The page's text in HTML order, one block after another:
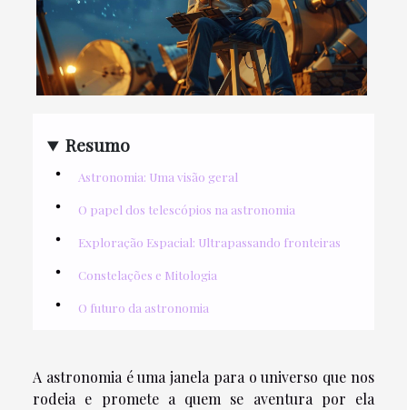
Resumo
Astronomia: Uma visão geral
O papel dos telescópios na astronomia
Exploração Espacial: Ultrapassando fronteiras
Constelações e Mitologia
O futuro da astronomia
A astronomia é uma janela para o universo que nos
rodeia e promete a quem se aventura por ela